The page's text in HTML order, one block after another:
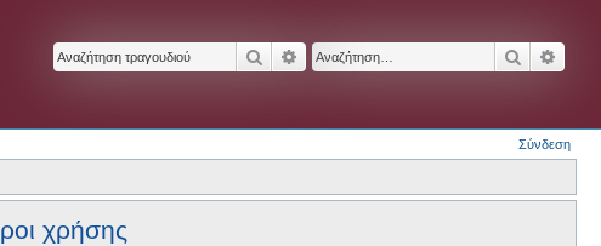
ΑναζήτησηΕιδική αναζήτηση
Σύνδεση
χρήσης